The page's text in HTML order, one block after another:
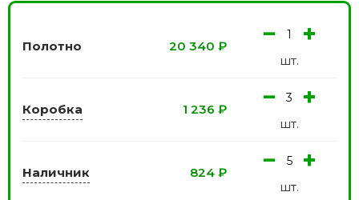
Полотно 20 340 ₽ − +
шт.
Коробка 1 236 ₽ − +
шт.
Наличник 824 ₽ − +
шт.